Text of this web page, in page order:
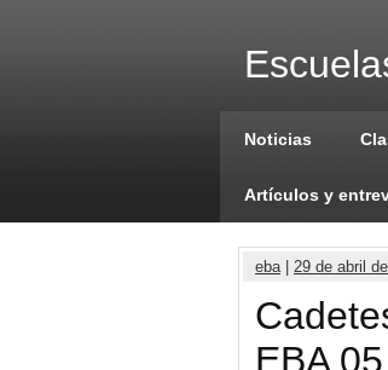
Noticias
Artículos y
eba| 29 de abril
EBA 05